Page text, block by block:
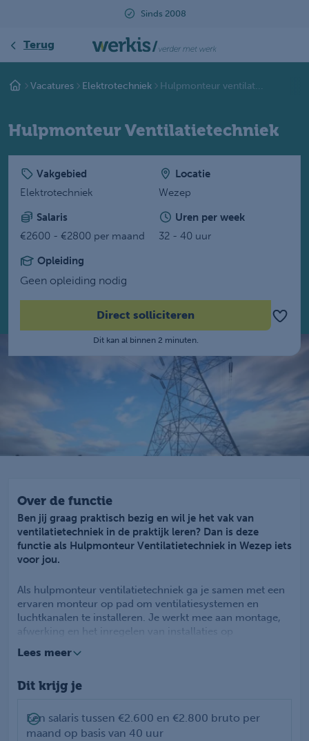
Sinds 2008
Terug
Vacatures Elektrotechniek Hulpmonteur ventilat...
Hulpmonteur Ventilatietechniek
Vakgebied
Elektrotechniek
Locatie
Wezep
Salaris
€2600 - €2800 per maand
Uren per week
32 - 40 uur
Opleiding
Geen opleiding nodig
Direct solliciteren
Dit kan al binnen 2 minuten.
Over de functie
Ben jij graag praktisch bezig en wil je het vak van
ventilatietechniek in de praktijk leren? Dan is deze
functie als Hulpmonteur Ventilatietechniek in Wezep iets
voor jou.
Als hulpmonteur ventilatietechniek ga je samen met een
ervaren monteur op pad om ventilatiesystemen en
luchtkanalen te installeren. Je werkt mee aan montage,
afwerking en het inregelen van installaties op
opdoet, leer je het vak stap voor stap en ontwikkel je
Wezep aan projecten in de regio en daarbuiten,
Lees meer
Dit krijg je
Een salaris tussen €2.600 en €2.800 bruto per
maand op basis van 40 uur